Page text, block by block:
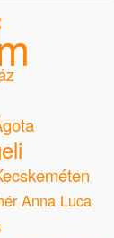
Anna Luca